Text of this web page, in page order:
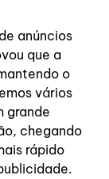
anúncios
que a
o
vários
grande
chegando
rápido